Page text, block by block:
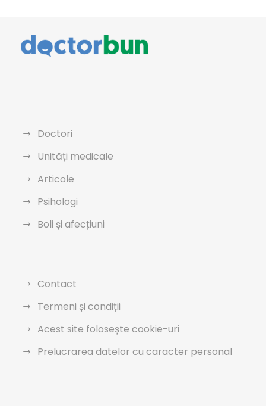
Doctori
Unități medicale
Articole
Psihologi
Boli și afecțiuni
Contact
Termeni și condiții
Acest site folosește cookie-uri
Prelucrarea datelor cu caracter personal